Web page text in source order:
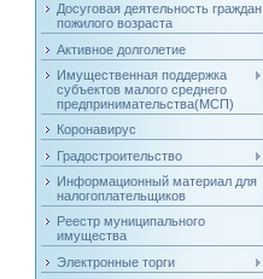
Досуговая деятельность граждан
пожилого возраста
Активное долголетие
Имущественная поддержка
субъектов малого среднего
предпринимательства(МСП)
Коронавирус
Градостроительство
Информационный материал для
налогоплательщиков
Реестр муниципального
имущества
Электронные торги